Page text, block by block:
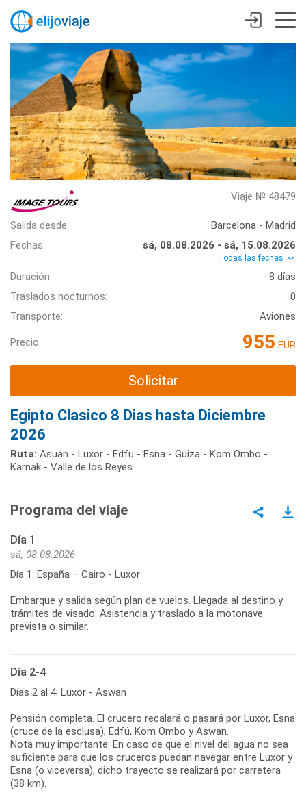
Viaje № 48479
Salida desde:
Barcelona - Madrid
Fechas:
sá, 08.08.2026 - sá, 15.08.2026
Todas las fechas
Duración:
8 días
Traslados nocturnos:
0
Transporte:
Aviones
Precio: 955 EUR
Solicitar
Egipto Clasico 8 Dias hasta Diciembre
2026
Ruta: Asuán - Luxor - Edfu - Esna - Guiza - Kom Ombo -
Karnak - Valle de los Reyes
Programa del viaje
Día 1
sá, 08.08.2026
Día 1: España – Cairo - Luxor
Embarque y salida según plan de vuelos. Llegada al destino y
trámites de visado. Asistencia y traslado a la motonave
prevista o similar.
Día 2-4
Días 2 al 4: Luxor - Aswan
Pensión completa. El crucero recalará o pasará por Luxor, Esna
(cruce de la esclusa), Edfú, Kom Ombo y Aswan.
Nota muy importante: En caso de que el nivel del agua no sea
suficiente para que los cruceros puedan navegar entre Luxor y
Esna (o viceversa), dicho trayecto se realizará por carretera
(38 km).